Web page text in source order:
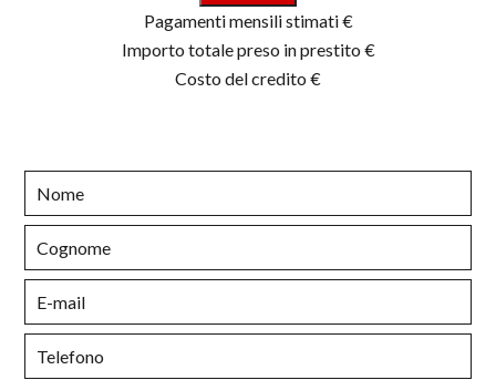
Pagamenti mensili stimati€
Importo totale preso in prestito €
Costo del credito €